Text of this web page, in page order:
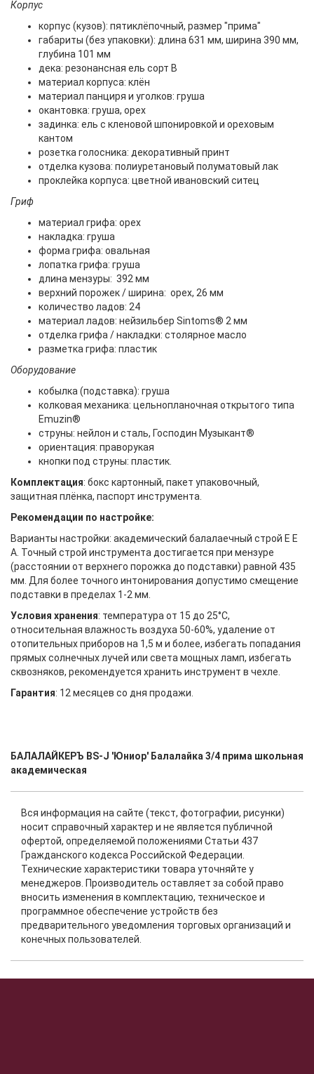
Корпус
корпус (кузов): пятиклёпочный, размер "прима"
габариты (без упаковки): длина 631 мм, ширина 390 мм,
глубина 101 мм
дека: резонансная ель сорт В
материал корпуса: клён
материал панциря и уголков: груша
окантовка: груша, орех
задинка: ель с кленовой шпонировкой и ореховым
кантом
розетка голосника: декоративный принт
отделка кузова: полиуретановый полуматовый лак
проклейка корпуса: цветной ивановский ситец
Гриф
материал грифа: орех
накладка: груша
форма грифа: овальная
лопатка грифа: груша
длина мензуры: 392 мм
верхний порожек / ширина: орех, 26 мм
количество ладов: 24
материал ладов: нейзильбер Sintoms® 2 мм
отделка грифа / накладки: столярное масло
разметка грифа: пластик
Оборудование
кобылка (подставка): груша
колковая механика: цельнопланочная открытого типа
Emuzin®
струны: нейлон и сталь, Господин Музыкант®
ориентация: праворукая
кнопки под струны: пластик.
Комплектация: бокс картонный, пакет упаковочный,
защитная плёнка, паспорт инструмента.
Рекомендации по настройке:
Варианты настройки: академический балалаечный строй E E
A. Точный строй инструмента достигается при мензуре
(расстоянии от верхнего порожка до подставки) равной 435
мм. Для более точного интонирования допустимо смещение
подставки в пределах 1-2 мм.
Условия хранения: температура от 15 до 25°С,
относительная влажность воздуха 50-60%, удаление от
отопительных приборов на 1,5 м и более, избегать попадания
прямых солнечных лучей или света мощных ламп, избегать
сквозняков, рекомендуется хранить инструмент в чехле.
Гарантия: 12 месяцев со дня продажи.
БАЛАЛАЙКЕРЪ BS-J 'Юниор' Балалайка 3/4 прима школьная
академическая
Вся информация на сайте (текст, фотографии, рисунки)
носит справочный характер и не является публичной
офертой, определяемой положениями Статьи 437
Гражданского кодекса Российской Федерации.
Технические характеристики товара уточняйте у
менеджеров. Производитель оставляет за собой право
вносить изменения в комплектацию, техническое и
программное обеспечение устройств без
предварительного уведомления торговых организаций и
конечных пользователей.